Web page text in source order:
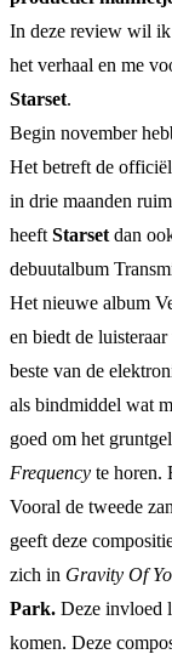
In deze review wil ik
het verhaal en me
Starset.
Begin november
Het betreft de
in drie maanden
heeft Starset dan
debuutalbum
Het nieuwe album
en biedt de
beste van de
als bindmiddel wat
goed om het
Frequency te horen.
Vooral de tweede
geeft deze
zich in Gravity Of
Park. Deze invloed
komen. Deze